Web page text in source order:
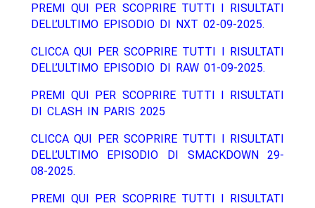
PREMI QUI PER SCOPRIRE TUTTI I RISULTATI
DELL’ULTIMO EPISODIO DI NXT 02-09-2025.
CLICCA QUI PER SCOPRIRE TUTTI I RISULTATI
DELL’ULTIMO EPISODIO DI RAW 01-09-2025.
PREMI QUI PER SCOPRIRE TUTTI I RISULTATI
DI CLASH IN PARIS 2025
CLICCA QUI PER SCOPRIRE TUTTI I RISULTATI
DELL’ULTIMO EPISODIO DI SMACKDOWN 29-
08-2025.
PREMI QUI PER SCOPRIRE TUTTI I RISULTATI